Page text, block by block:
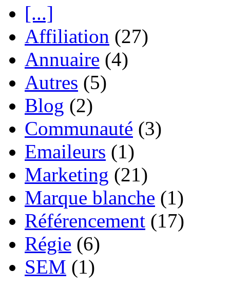
[...]
Affiliation (27)
Annuaire (4)
Autres (5)
Blog (2)
Communauté (3)
Emaileurs (1)
Marketing (21)
Marque blanche (1)
Référencement (17)
Régie (6)
SEM (1)